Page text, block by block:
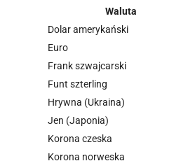
Waluta
Dolar amerykański
Euro
Frank szwajcarski
Funt szterling
Hrywna (Ukraina)
Jen (Japonia)
Korona czeska
Korona norweska